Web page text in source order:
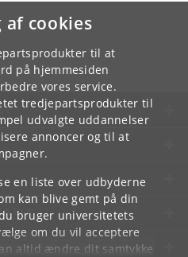
af cookies
til at
på hjemmesiden
vores service.
tredjepartsprodukter til
udvalgte uddannelser
annoncer og til at
en liste over udbyderne
kan blive gemt på din
bruger universitetets
om du vil acceptere
altid ændre dit samtykke